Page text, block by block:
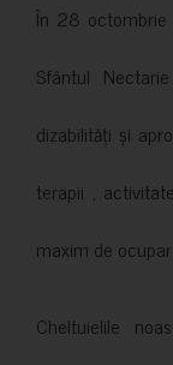
În 28
Sfântul
dizabilități și
terapii ,
maxim de
Cheltuielile